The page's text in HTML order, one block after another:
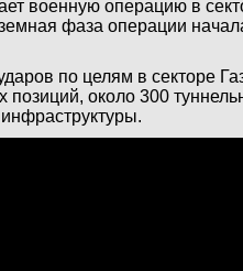
военную операцию в
фаза операции
по целям в секторе
позиций, около 300